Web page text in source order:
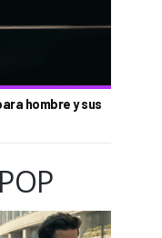
hombre y sus